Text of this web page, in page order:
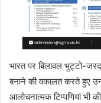
भारत पर बिलावल भुट्टो-
बनाने की वकालत करते हुए
आलोचनात्मक टिप्पणियां भी